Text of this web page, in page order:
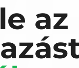
az